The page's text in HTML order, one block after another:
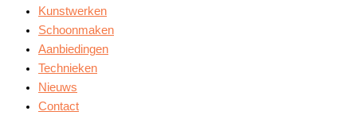
Kunstwerken
Schoonmaken
Aanbiedingen
Technieken
Nieuws
Contact